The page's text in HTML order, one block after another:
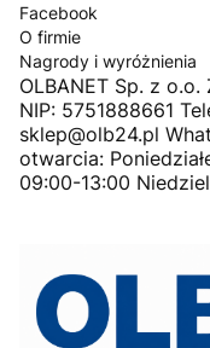
Facebook
O firmie
Nagrody i wyróżnienia
OLBANET Sp. z
NIP: 5751888661
sklep@olb24.pl
otwarcia:
09:00-13:00